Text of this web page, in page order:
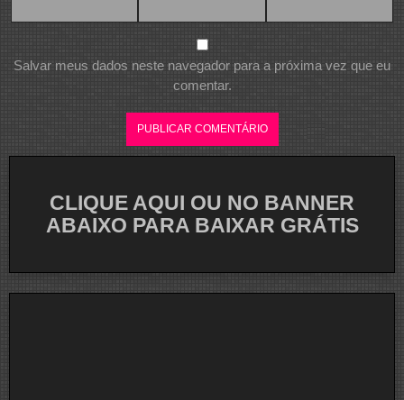
Salvar meus dados neste navegador para a próxima vez que eu
comentar.
CLIQUE AQUI OU NO BANNER
ABAIXO PARA BAIXAR GRÁTIS